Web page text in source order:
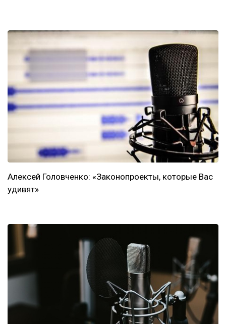
Алексей Головченко: «Законопроекты, которые Вас
удивят»